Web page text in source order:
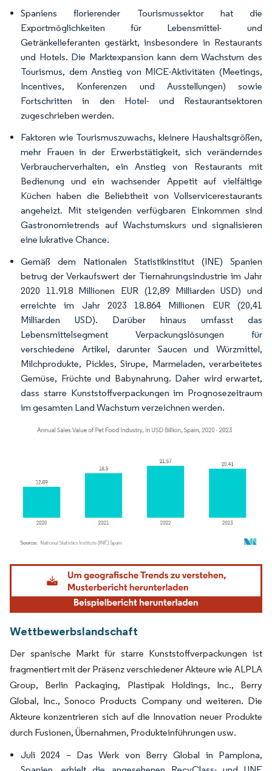
Spaniens florierender Tourismussektor hat die
Exportmöglichkeiten für Lebensmittel- und
Getränkelieferanten gestärkt, insbesondere in Restaurants
und Hotels. Die Marktexpansion kann dem Wachstum des
Tourismus, dem Anstieg von MICE-Aktivitäten (Meetings,
Incentives, Konferenzen und Ausstellungen) sowie
Fortschritten in den Hotel- und Restaurantsektoren
zugeschrieben werden.
Faktoren wie Tourismuszuwachs, kleinere Haushaltsgrößen,
mehr Frauen in der Erwerbstätigkeit, sich veränderndes
Verbraucherverhalten, ein Anstieg von Restaurants mit
Bedienung und ein wachsender Appetit auf vielfältige
Küchen haben die Beliebtheit von Vollservicerestaurants
angeheizt. Mit steigenden verfügbaren Einkommen sind
Gastronomietrends auf Wachstumskurs und signalisieren
eine lukrative Chance.
Gemäß dem Nationalen Statistikinstitut (INE) Spanien
betrug der Verkaufswert der Tiernahrungsindustrie im Jahr
2020 11.918 Millionen EUR (12,89 Milliarden USD) und
erreichte im Jahr 2023 18.864 Millionen EUR (20,41
Milliarden USD). Darüber hinaus umfasst das
Lebensmittelsegment Verpackungslösungen für
verschiedene Artikel, darunter Saucen und Würzmittel,
Milchprodukte, Pickles, Sirupe, Marmeladen, verarbeitetes
Gemüse, Früchte und Babynahrung. Daher wird erwartet,
dass starre Kunststoffverpackungen im Prognosezeitraum
im gesamten Land Wachstum verzeichnen werden.
Bild © Mordor Intelligence. Wiederverwendung erfordert Namensnennung gemäß
Wettbewerbslandschaft
Der spanische Markt für starre Kunststoffverpackungen ist
fragmentiert mit der Präsenz verschiedener Akteure wie ALPLA
Group, Berlin Packaging, Plastipak Holdings, Inc., Berry
Global, Inc., Sonoco Products Company und weiteren. Die
Akteure konzentrieren sich auf die Innovation neuer Produkte
durch Fusionen, Übernahmen, Produkteinführungen usw.
Juli 2024 – Das Werk von Berry Global in Pamplona,